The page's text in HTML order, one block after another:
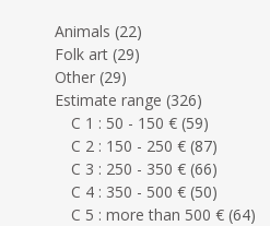
Animals (22)
Folk art (29)
Other (29)
Estimate range (326)
C 1 : 50 - 150 € (59)
C 2 : 150 - 250 € (87)
C 3 : 250 - 350 € (66)
C 4 : 350 - 500 € (50)
C 5 : more than 500 € (64)